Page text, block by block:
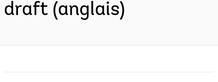
draft (anglais)